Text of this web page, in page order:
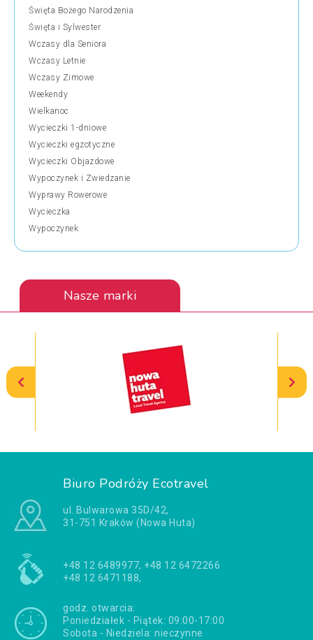
Święta Bożego Narodzenia
Święta i Sylwester
Wczasy dla Seniora
Wczasy Letnie
Wczasy Zimowe
Weekendy
Wielkanoc
Wycieczki 1-dniowe
Wycieczki egzotyczne
Wycieczki Objazdowe
Wypoczynek i Zwiedzanie
Wyprawy Rowerowe
Wycieczka
Wypoczynek
Nasze marki
Biuro Podróży Ecotravel
ul. Bulwarowa 35D/42,
31-751 Kraków (Nowa Huta)
+48 12 6489977, +48 12 6472266
+48 12 6471188,
godz. otwarcia:
Poniedziałek - Piątek: 09:00-17:00
Sobota - Niedziela: nieczynne